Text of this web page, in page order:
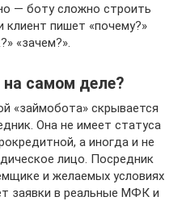
— боту сложно строить
клиент пишет «почему?»
«зачем?».
на самом деле?
«займобота» скрывается
Она не имеет статуса
а иногда и не
лицо. Посредник
и желаемых условиях
заявки в реальные МФК и